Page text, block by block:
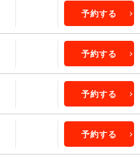
予約する
予約する
予約する
予約する